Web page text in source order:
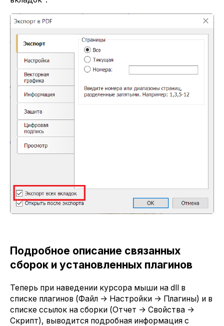
Подробное описание связанных
сборок и установленных плагинов
Теперь при наведении курсора мыши на dll в
списке плагинов (Файл -> Настройки -> Плагины) и в
списке ссылок на сборки (Отчет -> Свойства ->
Скрипт), выводится подробная информация с